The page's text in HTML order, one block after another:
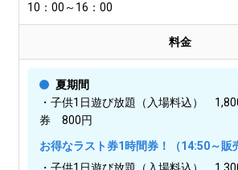
10：00～16：00
料金
夏期間
・子供1日遊び放題（入場料込）
券 800円
お得なラスト券1時間券！（14:50～販